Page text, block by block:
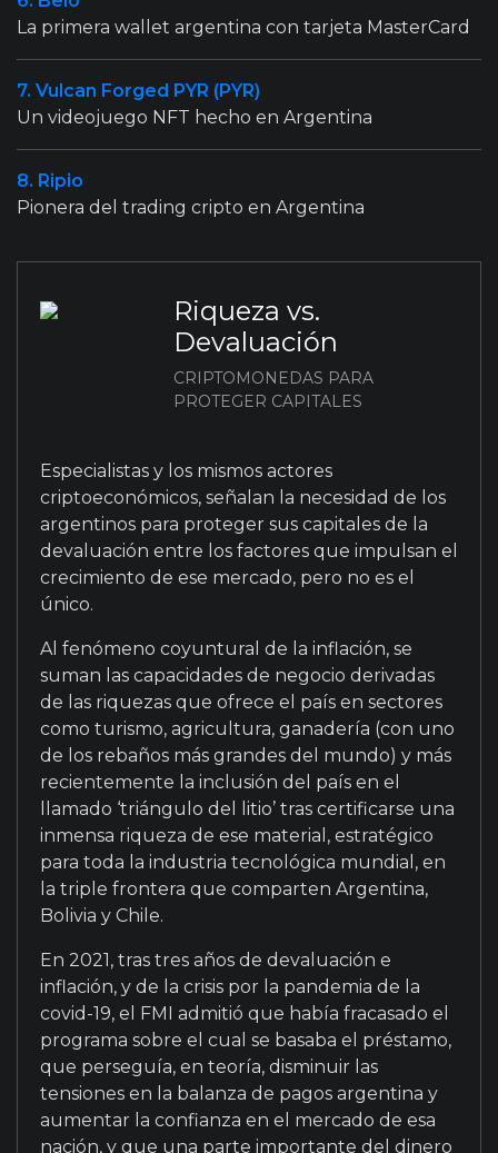
La primera wallet argentina con tarjeta MasterCard
7. Vulcan Forged PYR (PYR)
Un videojuego NFT hecho en Argentina
8. Ripio
Pionera del trading cripto en Argentina
Riqueza vs.
Devaluación
CRIPTOMONEDAS PARA
PROTEGER CAPITALES
Especialistas y los mismos actores
criptoeconómicos, señalan la necesidad de los
argentinos para proteger sus capitales de la
devaluación entre los factores que impulsan el
crecimiento de ese mercado, pero no es el
único.
Al fenómeno coyuntural de la inflación, se
suman las capacidades de negocio derivadas
de las riquezas que ofrece el país en sectores
como turismo, agricultura, ganadería (con uno
de los rebaños más grandes del mundo) y más
recientemente la inclusión del país en el
llamado ‘triángulo del litio’ tras certificarse una
inmensa riqueza de ese material, estratégico
para toda la industria tecnológica mundial, en
la triple frontera que comparten Argentina,
Bolivia y Chile.
En 2021, tras tres años de devaluación e
inflación, y de la crisis por la pandemia de la
covid-19, el FMI admitió que había fracasado el
programa sobre el cual se basaba el préstamo,
que perseguía, en teoría, disminuir las
tensiones en la balanza de pagos argentina y
aumentar la confianza en el mercado de esa
nación, y que una parte importante del dinero